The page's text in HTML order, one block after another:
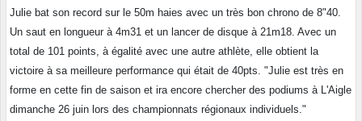
Julie bat son record sur le 50m haies avec un très bon chrono de 8"40.
Un saut en longueur à 4m31 et un lancer de disque à 21m18. Avec un
total de 101 points, à égalité avec une autre athlète, elle obtient la
victoire à sa meilleure performance qui était de 40pts. "Julie est très en
forme en cette fin de saison et ira encore chercher des podiums à L'Aigle
dimanche 26 juin lors des championnats régionaux individuels."